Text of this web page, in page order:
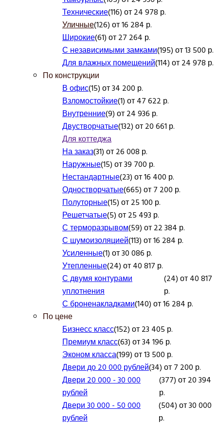
Технические(116) от 24 978 р.
Уличные(126) от 16 284 р.
Широкие(61) от 27 264 р.
С независимыми замками(195) от 13 500 р.
Для влажных помещений(114) от 24 978 р.
По конструкции
В офис(15) от 34 200 р.
Взломостойкие(1) от 47 622 р.
Внутренние(9) от 24 936 р.
Двустворчатые(132) от 20 661 р.
Для коттеджа
На заказ(31) от 26 008 р.
Наружные(15) от 39 700 р.
Нестандартные(23) от 16 400 р.
Одностворчатые(665) от 7 200 р.
Полуторные(15) от 25 100 р.
Решетчатые(5) от 25 493 р.
С терморазрывом(59) от 22 384 р.
С шумоизоляцией(113) от 16 284 р.
Усиленные(1) от 30 086 р.
Утепленные(24) от 40 817 р.
С двумя контурами
уплотнения
(24) от 40 817
р.
С броненакладками(140) от 16 284 р.
По цене
Бизнесс класс(152) от 23 405 р.
Премиум класс(63) от 34 196 р.
Эконом класса(199) от 13 500 р.
Двери до 20 000 рублей(34) от 7 200 р.
Двери 20 000 - 30 000
рублей
(377) от 20 394
р.
Двери 30 000 - 50 000
рублей
(504) от 30 000
р.